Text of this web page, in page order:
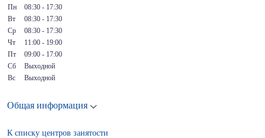
Пн
08:30 - 17:30
Вт
08:30 - 17:30
Ср
08:30 - 17:30
Чт
11:00 - 19:00
Пт
09:00 - 17:00
Сб
Выходной
Вс
Выходной
Общая информация
К списку центров занятости